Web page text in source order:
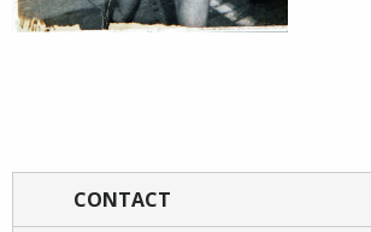
CONTACT